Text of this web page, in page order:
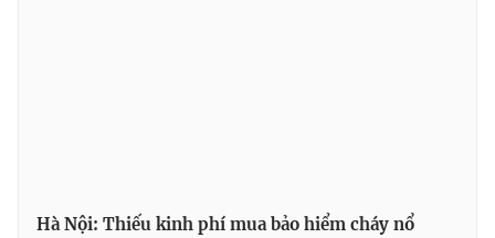
Hà Nội: Thiếu kinh phí mua bảo hiểm cháy nổ